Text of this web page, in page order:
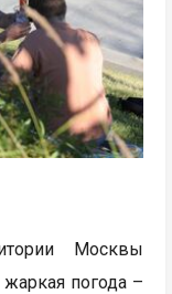
Москвы
погода –